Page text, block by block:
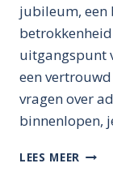
jubileum, een
uitgangspunt
een
vragen over
binnenlopen,
LEES MEER